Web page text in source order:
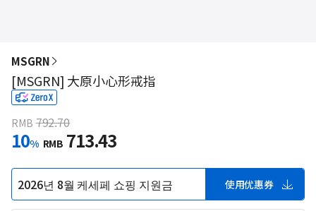
MSGRN
[MSGRN] 大原小心形戒指
RMB 792.70
10% RMB 713.43
2026년 8월 케세페 쇼핑 지원금 使用优惠券